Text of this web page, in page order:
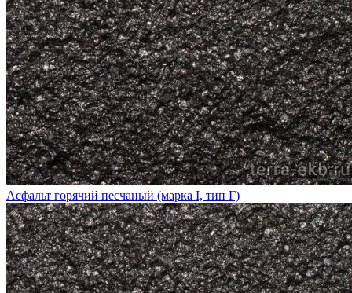
Асфальт горячий песчаный (марка I, тип Г)